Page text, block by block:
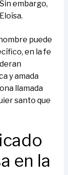
embargo,
puede
en la fe
y amada
llamada
santo que
en la